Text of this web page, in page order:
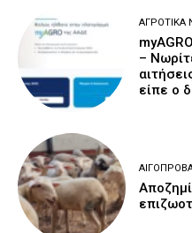
ΑΓΡΟΤΙΚΆ
–
είπε ο